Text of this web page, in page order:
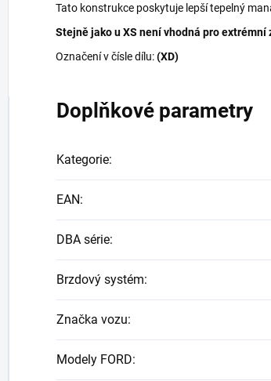
Tato konstrukce poskytuje lepší tepelný
Stejně jako u XS není vhodná pro
Označení v čísle dílu:(XD)
Doplňkové parametry
Kategorie:
EAN:
DBA série:
Brzdový systém:
Značka vozu:
Modely FORD: